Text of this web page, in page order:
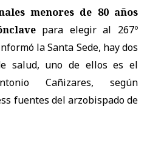
menores de 80 años
para elegir al 267º
la Santa Sede, hay dos
salud, uno de ellos es el
Cañizares, según
fuentes del arzobispado de